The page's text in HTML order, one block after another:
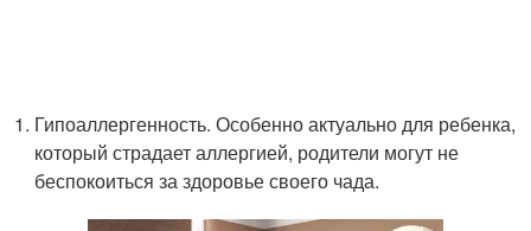
Гипоаллергенность. Особенно актуально для ребенка,
который страдает аллергией, родители могут не
беспокоиться за здоровье своего чада.